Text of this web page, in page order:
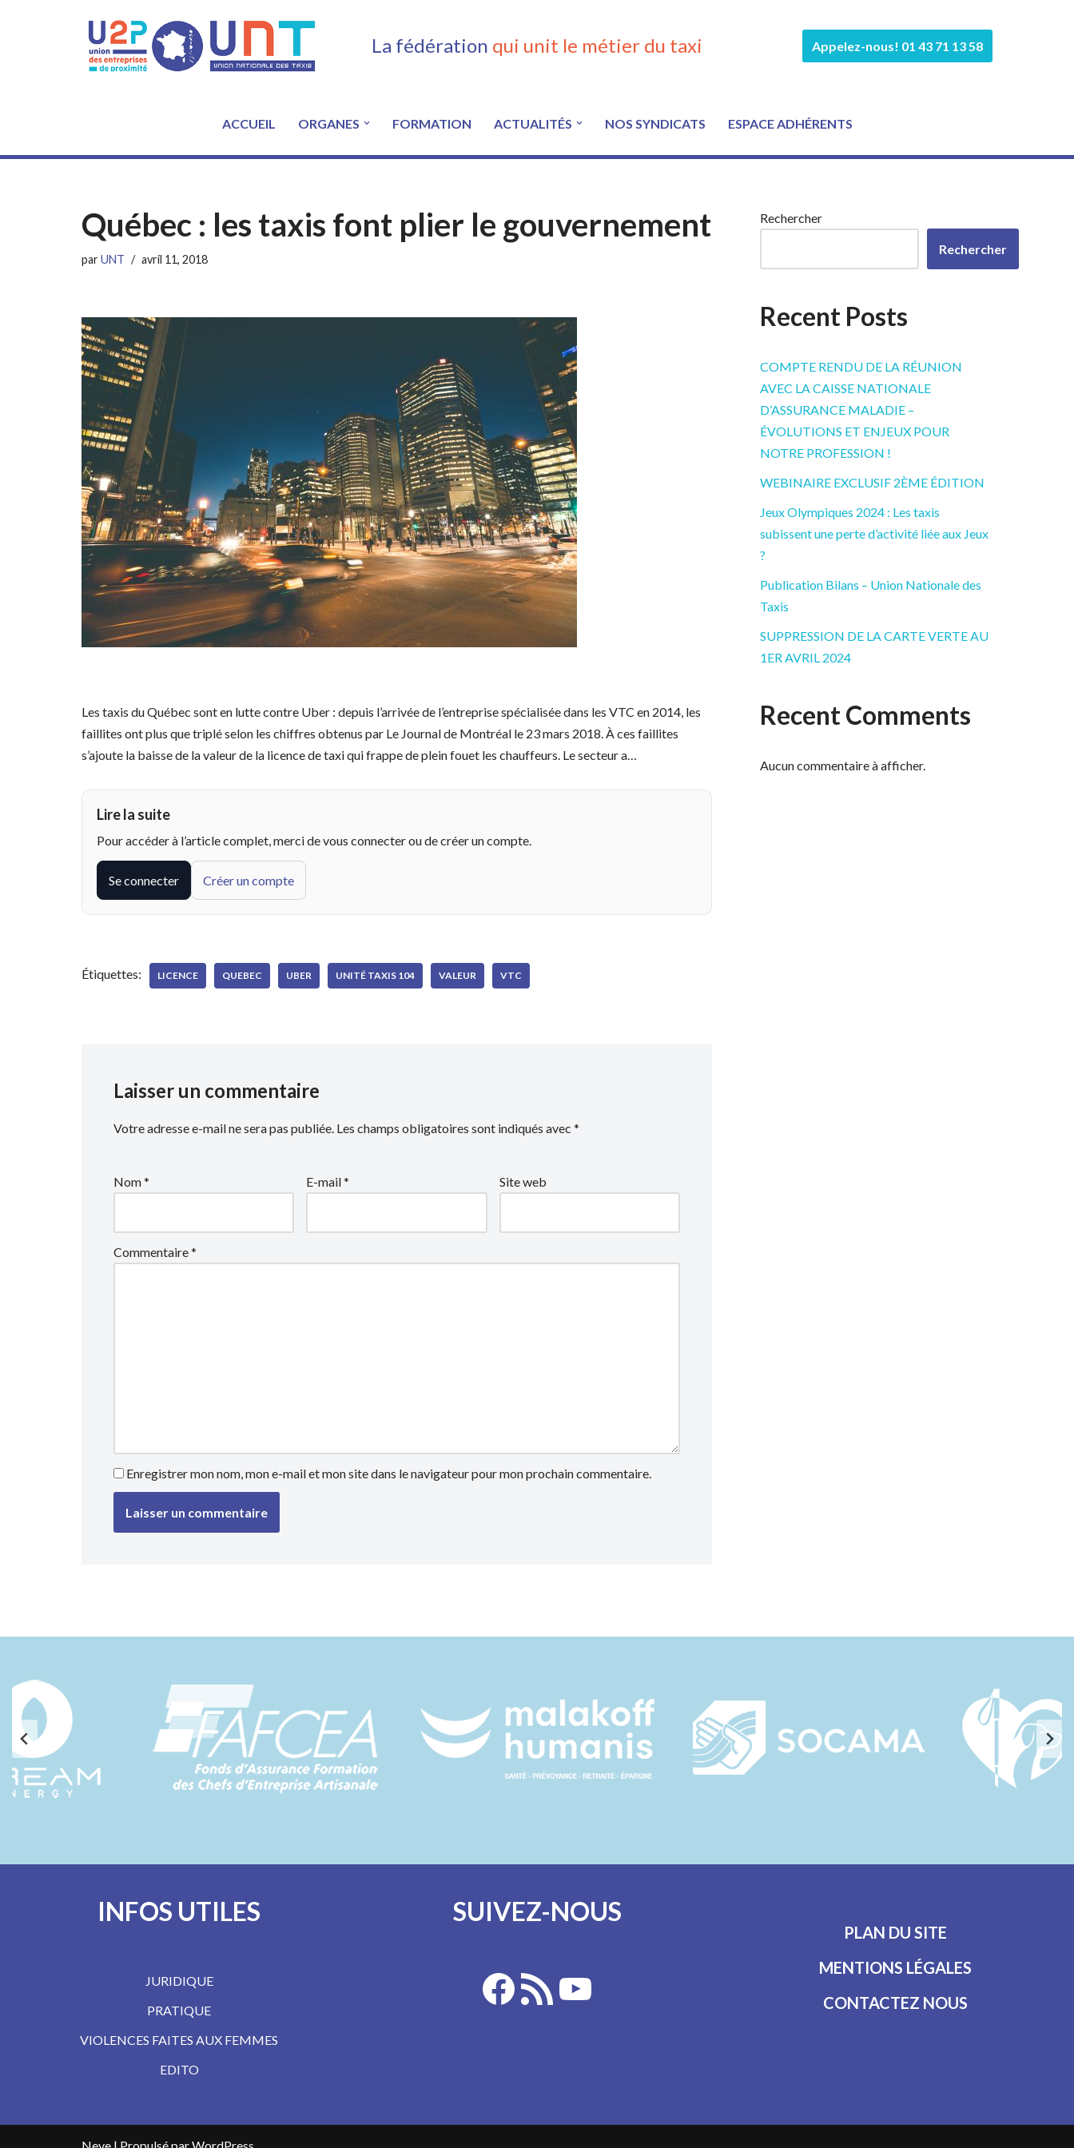
La fédération qui unit le métier du taxi Appelez-nous! 01 43 71 13 58
ACCUEIL ORGANES FORMATION ACTUALITÉS NOS SYNDICATS ESPACE ADHÉRENTS
Québec : les taxis font plier le gouvernement
parUNT avril 11, 2018
Les taxis du Québec sont en lutte contre Uber : depuis l’arrivée de l’entreprise spécialisée dans les VTC en 2014, les
faillites ont plus que triplé selon les chiffres obtenus par Le Journal de Montréal le 23 mars 2018. À ces faillites
s’ajoute la baisse de la valeur de la licence de taxi qui frappe de plein fouet les chauffeurs. Le secteur a…
Lire la suite
Pour accéder à l’article complet, merci de vous connecter ou de créer un compte.
Se connecter Créer un compte
Étiquettes: LICENCE QUEBEC UBER UNITÉ TAXIS 104 VALEUR VTC
Laisser un commentaire
Votre adresse e-mail ne sera pas publiée. Les champs obligatoires sont indiqués avec *
Nom* E-mail* Site web
Commentaire*
Enregistrer mon nom, mon e-mail et mon site dans le navigateur pour mon prochain commentaire.
Rechercher
Rechercher
Recent Posts
COMPTE RENDU DE LA RÉUNION
AVEC LA CAISSE NATIONALE
D’ASSURANCE MALADIE –
ÉVOLUTIONS ET ENJEUX POUR
NOTRE PROFESSION !
WEBINAIRE EXCLUSIF 2ÈME ÉDITION
Jeux Olympiques 2024 : Les taxis
subissent une perte d’activité liée aux Jeux
?
Publication Bilans – Union Nationale des
Taxis
SUPPRESSION DE LA CARTE VERTE AU
1ER AVRIL 2024
Recent Comments
Aucun commentaire à afficher.
INFOS UTILES
JURIDIQUE
PRATIQUE
VIOLENCES FAITES AUX FEMMES
EDITO
SUIVEZ-NOUS
PLAN DU SITE
MENTIONS LÉGALES
CONTACTEZ NOUS